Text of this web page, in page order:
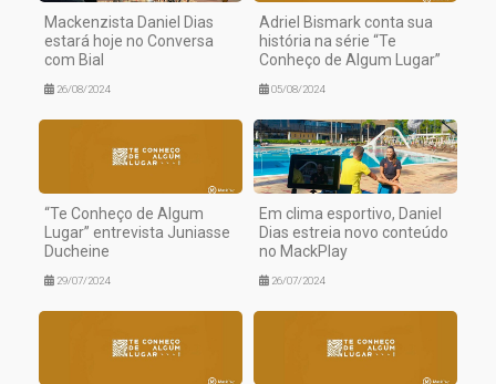
Mackenzista Daniel Dias
estará hoje no Conversa
com Bial
26/08/2024
Adriel Bismark conta sua
história na série “Te
Conheço de Algum Lugar”
05/08/2024
“Te Conheço de Algum
Lugar” entrevista Juniasse
Ducheine
29/07/2024
Em clima esportivo, Daniel
Dias estreia novo conteúdo
no MackPlay
26/07/2024